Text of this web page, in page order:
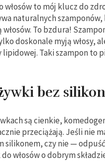
to mój klucz do
naturalnych szamponów,
To bzdura!
doskonale myją włosy,
lipidowej. Taki szampon to
bez
są cienkie,
przeciążają. Jeśli nie
silikonem, czy nie —
włosów o dobrym